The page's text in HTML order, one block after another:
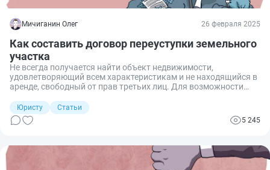
Мичиганин Олег 26 февраля 2025
Как составить договор переуступки земельного
участка
Не всегда получается найти объект недвижимости,
удовлетворяющий всем характеристикам и не находящийся в
аренде, свободный от прав третьих лиц. Для возможности
назначению стороны вправе заключить договор переуступки
земельного участка. Для этого необходимо знать, как его
оформить. Рассказываю.
Юристу
Статьи
5 245